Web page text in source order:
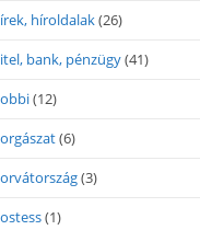
híroldalak(26)
bank, pénzügy(41)
(12)
(6)
(3)
(1)